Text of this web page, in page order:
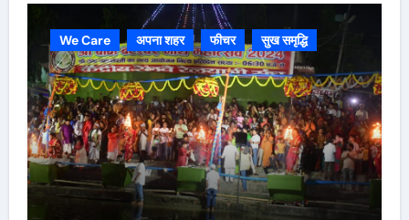
We Care अपना शहर फीचर सुख समृद्धि